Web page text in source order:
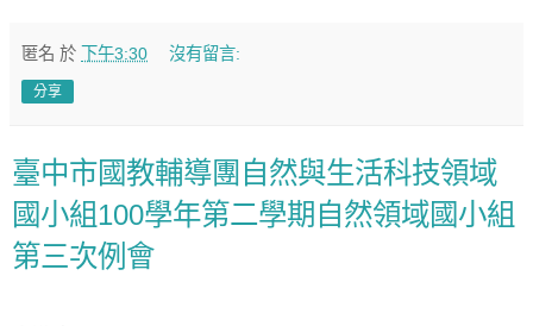
匿名 於 下午3:30 沒有留言:
分享
臺中市國教輔導團自然與生活科技領域
國小組100學年第二學期自然領域國小組
第三次例會